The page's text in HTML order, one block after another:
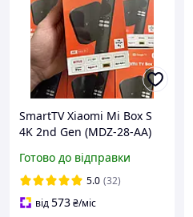
SmartTV Xiaomi Mi Box S
4K 2nd Gen (MDZ-28-AA)
тв приставка
Готово до відправки
5.0 (32)
від573₴/міс